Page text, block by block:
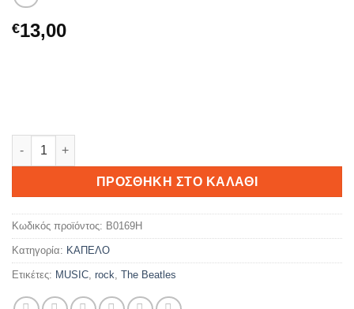
€13,00
The Beatles #05 ποσότητα
ΠΡΟΣΘΉΚΗ ΣΤΟ ΚΑΛΆΘΙ
Κωδικός προϊόντος: B0169H
Κατηγορία: ΚΑΠΕΛΟ
Ετικέτες: MUSIC rock The Beatles